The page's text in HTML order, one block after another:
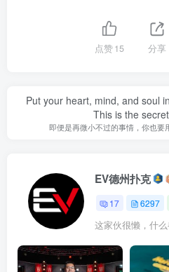
点赞15 分享
Put your heart, mind, and soul
This is the
即便是再微小不过的事情，你也要
EV德州扑克
17 6297
这家伙很懒，什